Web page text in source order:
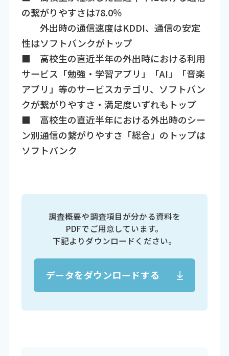
の繋がりやすさは78.0％
外出時の通信速度はKDDI、通信の安定
性はソフトバンクがトップ
■ 高校生の直近半年の外出時における利用
サービス「勉強・学習アプリ」「AI」「音楽
アプリ」等のサービスカテゴリ、ソフトバン
クが繋がりやすさ・満足度いずれもトップ
■ 高校生の直近半年における外出時のシー
ン別通信の繋がりやすさ「総合」のトップは
ソフトバンク
調査概要や調査項目が分かる資料を
PDFでご用意しています。
下記よりダウンロードください。
データをダウンロードする